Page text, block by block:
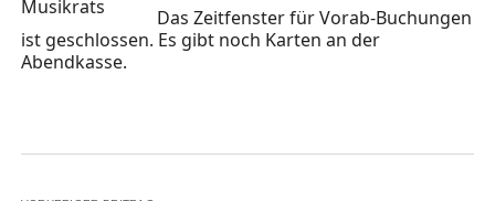
Das Zeitfenster für Vorab-Buchungen
ist geschlossen. Es gibt noch Karten an der
Abendkasse.